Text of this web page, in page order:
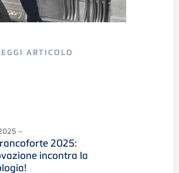
ARTICOLO
–
2025:
incontra la